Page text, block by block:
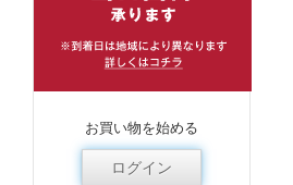
お買い物を始める
ログイン